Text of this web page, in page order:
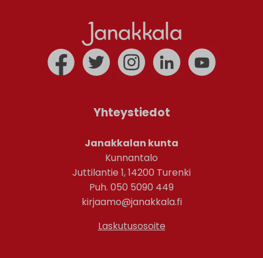
Yhteystiedot
Janakkalan kunta
Kunnantalo
Juttilantie 1, 14200 Turenki
Puh. 050 5090 449
kirjaamo@janakkala.fi
Laskutusosoite